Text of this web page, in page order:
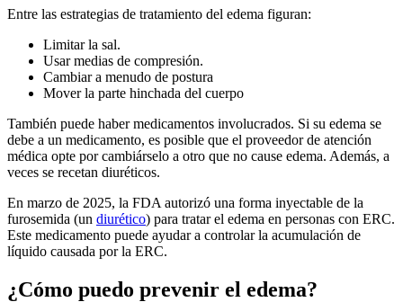
Entre las estrategias de tratamiento del edema figuran:
Limitar la sal.
Usar medias de compresión.
Cambiar a menudo de postura
Mover la parte hinchada del cuerpo
También puede haber medicamentos involucrados. Si su edema se
debe a un medicamento, es posible que el proveedor de atención
médica opte por cambiárselo a otro que no cause edema. Además, a
veces se recetan diuréticos.
En marzo de 2025, la FDA autorizó una forma inyectable de la
furosemida (un diurético) para tratar el edema en personas con ERC.
Este medicamento puede ayudar a controlar la acumulación de
líquido causada por la ERC.
¿Cómo puedo prevenir el edema?